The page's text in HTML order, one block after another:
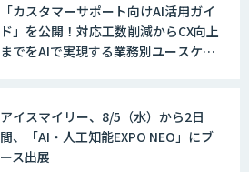
「カスタマーサポート向けAI活用ガイ
ド」を公開！対応工数削減からCX向上
までをAIで実現する業務別ユースケー
アイスマイリー、8/5（水）から2日
間、「AI・人工知能EXPO NEO」にブ
ース出展